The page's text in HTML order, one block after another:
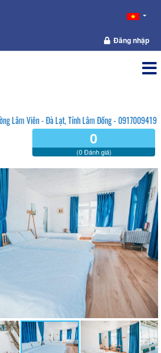
Đăng nhập
Lâm Viên - Đà Lạt, Tỉnh Lâm Đồng - 0917009419
0
(0 Đánh giá)